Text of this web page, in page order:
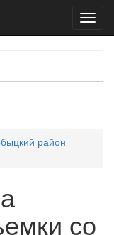
район
со